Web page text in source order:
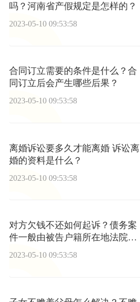
吗？河南省产假规定是怎样的？
2023-05-10 09:53:58
合同订立需要的条件是什么？合
同订立后会产生哪些后果？
2023-05-10 09:53:58
离婚诉讼要多久才能离婚 诉讼离
婚的资料是什么？
2023-05-10 09:53:58
对方欠钱不还如何起诉？债务案
件一般由被告户籍所在地法院审
理吗？
2023-05-10 09:53:58